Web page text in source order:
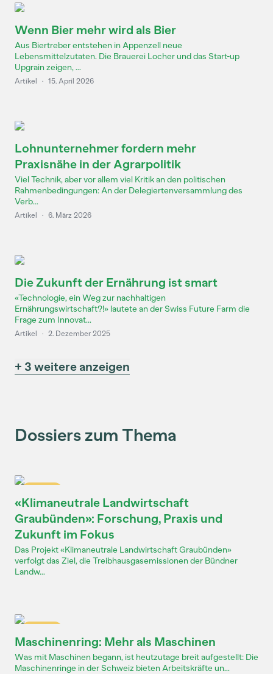
Wenn Bier mehr wird als Bier
Aus Biertreber entstehen in Appenzell neue
Lebensmittelzutaten. Die Brauerei Locher und das Start-up
Upgrain zeigen, ...
Artikel · 15. April 2026
Lohnunternehmer fordern mehr
Praxisnähe in der Agrarpolitik
Viel Technik, aber vor allem viel Kritik an den politischen
Rahmenbedingungen: An der Delegiertenversammlung des
Verb...
Artikel · 6. März 2026
Die Zukunft der Ernährung ist smart
«Technologie, ein Weg zur nachhaltigen
Ernährungswirtschaft?!» lautete an der Swiss Future Farm die
Frage zum Innovat...
Artikel · 2. Dezember 2025
+ 3 weitere anzeigen
Dossiers zum Thema
«Klimaneutrale Landwirtschaft
Graubünden»: Forschung, Praxis und
Zukunft im Fokus
Das Projekt «Klimaneutrale Landwirtschaft Graubünden»
verfolgt das Ziel, die Treibhausgasemissionen der Bündner
Landw...
Maschinenring: Mehr als Maschinen
Was mit Maschinen begann, ist heutzutage breit aufgestellt: Die
Maschinenringe in der Schweiz bieten Arbeitskräfte un...